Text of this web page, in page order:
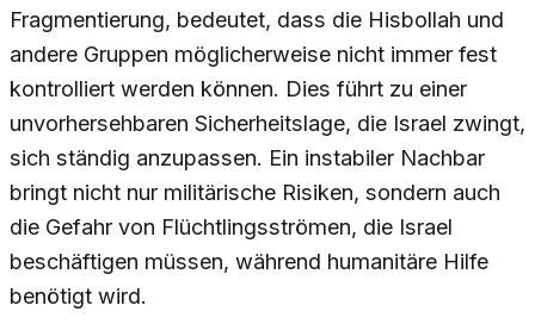
Fragmentierung, bedeutet, dass die Hisbollah und
andere Gruppen möglicherweise nicht immer fest
kontrolliert werden können. Dies führt zu einer
unvorhersehbaren Sicherheitslage, die Israel zwingt,
sich ständig anzupassen. Ein instabiler Nachbar
bringt nicht nur militärische Risiken, sondern auch
die Gefahr von Flüchtlingsströmen, die Israel
beschäftigen müssen, während humanitäre Hilfe
benötigt wird.